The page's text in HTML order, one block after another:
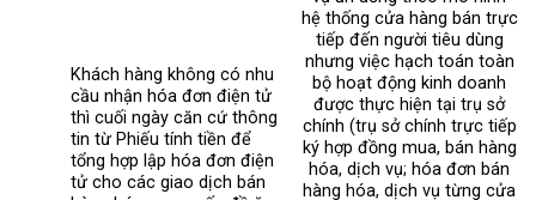
Khách hàng không có nhu
cầu nhận hóa đơn điện tử
thì cuối ngày căn cứ thông
tin từ Phiếu tính tiền để
tổng hợp lập hóa đơn điện
tử cho các giao dịch bán
hệ thống cửa hàng bán trực
tiếp đến người tiêu dùng
nhưng việc hạch toán toàn
bộ hoạt động kinh doanh
được thực hiện tại trụ sở
chính (trụ sở chính trực tiếp
ký hợp đồng mua, bán hàng
hóa, dịch vụ; hóa đơn bán
hàng hóa, dịch vụ từng cửa